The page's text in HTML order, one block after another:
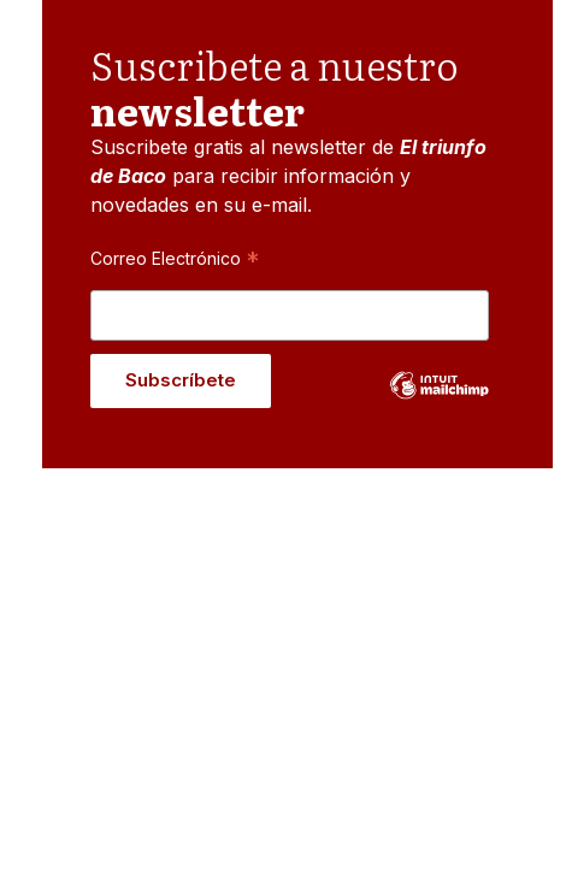
Suscribete a nuestro
newsletter
Suscribete gratis al newsletter deEl triunfo
de Baco para recibir información y
novedades en su e-mail.
Correo Electrónico *